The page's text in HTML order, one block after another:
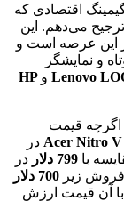
اقتصادی که
می‌دهم. این
این عرصه است و
و نمایشگر
Lenovo وHP
اگرچه قیمت
Acer Nitro در
با 799 دلار
در
زیر 700 دلار
با آن قیمت ارزش